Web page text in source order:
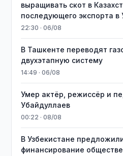
выращивать скот в
последующего экспорта в
22:30 · 06/08
В Ташкенте переводят
двухэтапную систему
14:49 · 06/08
Умер актёр, режиссёр и
Убайдуллаев
00:22 · 08/08
В Узбекистане
финансирование